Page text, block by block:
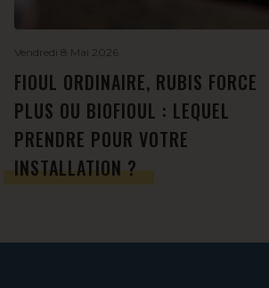
Vendredi 8 Mai 2026
FIOUL ORDINAIRE, RUBIS FORCE
PLUS OU BIOFIOUL : LEQUEL
PRENDRE POUR VOTRE
INSTALLATION ?